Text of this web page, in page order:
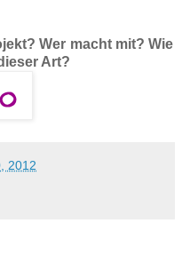
Wer macht mit? Wie
Art?
2012